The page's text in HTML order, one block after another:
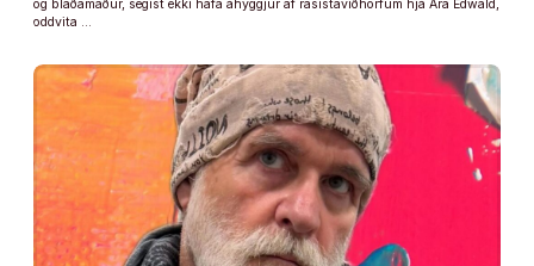
og blaðamaður, segist ekki hafa áhyggjur af rasistaviðhorfum hjá Ara Edwald,
oddvita …